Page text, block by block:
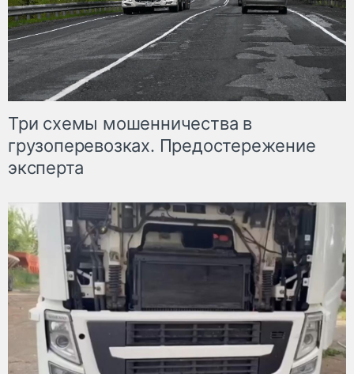
Три схемы мошенничества в
грузоперевозках. Предостережение
эксперта